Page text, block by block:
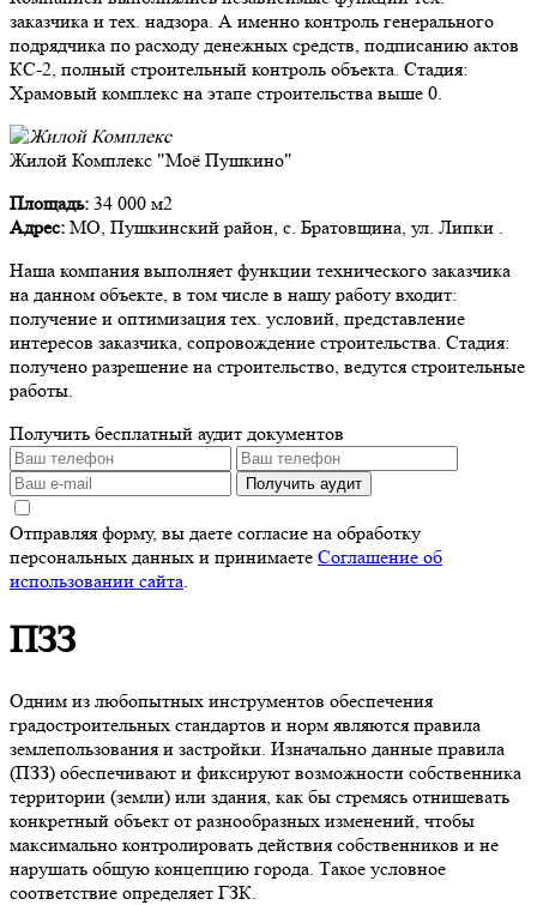
заказчика и тех. надзора. А именно контроль генерального
подрядчика по расходу денежных средств, подписанию актов
КС-2, полный строительный контроль объекта. Стадия:
Храмовый комплекс на этапе строительства выше 0.
Жилой Комплекс "Моё Пушкино"
Площадь: 34 000 м2
Адрес: МО, Пушкинский район, с. Братовщина, ул. Липки .
Наша компания выполняет функции технического заказчика
на данном объекте, в том числе в нашу работу входит:
получение и оптимизация тех. условий, представление
интересов заказчика, сопровождение строительства. Стадия:
получено разрешение на строительство, ведутся строительные
работы.
Получить бесплатный аудит документов
Получить аудит
Отправляя форму, вы даете согласие на обработку
персональных данных и принимаете Соглашение об
использовании сайта.
ПЗЗ
Одним из любопытных инструментов обеспечения
градостроительных стандартов и норм являются правила
землепользования и застройки. Изначально данные правила
(ПЗЗ) обеспечивают и фиксируют возможности собственника
территории (земли) или здания, как бы стремясь отнишевать
конкретный объект от разнообразных изменений, чтобы
максимально контролировать действия собственников и не
нарушать общую концепцию города. Такое условное
соответствие определяет ГЗК.